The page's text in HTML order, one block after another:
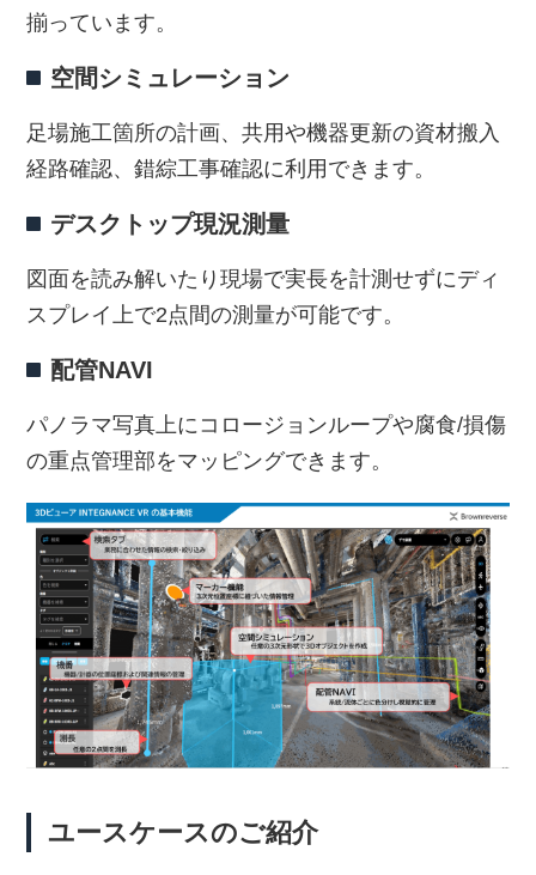
揃っています。
空間シミュレーション
足場施工箇所の計画、共用や機器更新の資材搬入
経路確認、錯綜工事確認に利用できます。
デスクトップ現況測量
図面を読み解いたり現場で実長を計測せずにディ
スプレイ上で2点間の測量が可能です。
配管NAVI
パノラマ写真上にコロージョンループや腐食/損傷
の重点管理部をマッピングできます。
ユースケースのご紹介